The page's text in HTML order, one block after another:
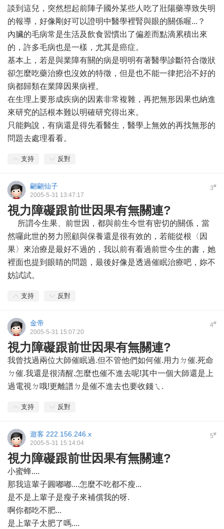
談到這兒，突然想起前陣子國外某些人吃了壯陽藥導致失明
的報導，好像剛好可以證明中醫學裡腎與眼的關係喔...？
內臟的毛病常是生活及飲食習慣出了偏差而點滴累積出來
的，許多毛病也是一樣，尤其是癌症。
基本上，若是與業障有關的病是明明有著醫學診斷符合徵狀
卻怎麼吃藥治療也沒效的特徵，但是也不能一律把治不好的
病都歸類在業障因果病裡。
在生理上要形成疾病的因素非常複雜，再把無形因果也納進
來研究的話根本難以明確研究得出來。
只能夠說，有病還是得先看醫生，醫學上無效的再找無形的
問題去處理看看。
支持 反對
3#
翩翩仙子
2005-5-31 13:47:17
視力障礙跟前世因果有無關連?
所謂今生果、前世因，都與前生今世有密切的關係，當
然囉此世的努力照顧與保養還是很有效的，若能從根〈因
果〉來治療是最好不過的，我以前有看過前世今生的書，她
裡面也提到眼睛的問題，最後好像是透過催眠治療吧，妳不
妨試試。
支持 反對
4#
金帝
2005-5-31 15:07:20
視力障礙跟前世因果有無關連?
我曾找過兩位大師催眠過.但不管他們如何催.用力ㄉ催.死命
ㄉ催.我還是很清醒.怎麼也催不進去呢!其中一個大師還是上
過電視ㄉ哦!更離譜ㄉ是催不進去也要收錢ㄟ.
支持 反對
5#
遊客 222.156.246.x
2005-5-31 15:14:04
視力障礙跟前世因果有無關連?
小蜜蜂....
那我這輩子圓嘟嘟....怎麼不吃都不瘦...
是不是上輩子是瘦子來補償我的呀.
啊你都吃不肥...
是上輩子太肥了嗎....